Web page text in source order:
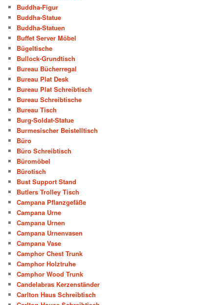
Buddha-Figur
Buddha-Statue
Buddha-Statuen
Buffet Server Möbel
Bügeltische
Bullock-Grundtisch
Bureau Bücherregal
Bureau Plat Desk
Bureau Plat Schreibtisch
Bureau Schreibtische
Bureau Tisch
Burg-Soldat-Statue
Burmesischer Beistelltisch
Büro
Büro Schreibtisch
Büromöbel
Bürotisch
Bust Support Stand
Butlers Trolley Tisch
Campana Pflanzgefäße
Campana Urne
Campana Urnen
Campana Urnenvasen
Campana Vase
Camphor Chest Trunk
Camphor Holztruhe
Camphor Wood Trunk
Candelabras Kerzenständer
Carlton Haus Schreibtisch